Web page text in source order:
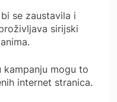
se zaustavila i
sirijski
mogu to
internet stranica.